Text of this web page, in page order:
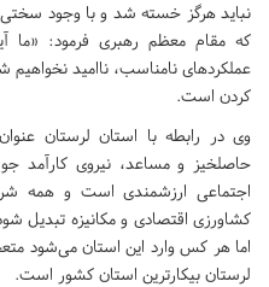
نباید هرگز خسته شد و با وجود
که مقام معظم رهبری فرمود: «ما
عملکردهای نامناسب، ناامید
کردن است.
وی در رابطه با استان لرستان
حاصلخیز و مساعد، نیروی کارآمد
اجتماعی ارزشمندی است و همه
کشاورزی اقتصادی و مکانیزه تبدیل
اما هر کس وارد این استان می‌شود
لرستان بیکارترین استان کشور است.